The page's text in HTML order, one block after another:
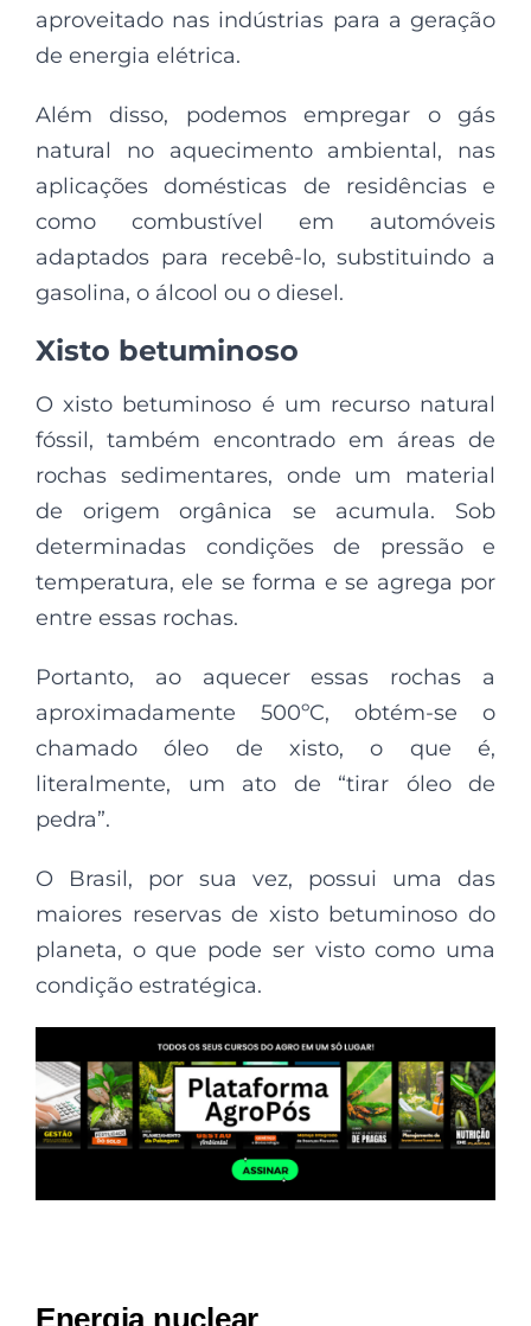
aproveitado nas indústrias para a geração
de energia elétrica.
Além disso, podemos empregar o gás
natural no aquecimento ambiental, nas
aplicações domésticas de residências e
como combustível em automóveis
adaptados para recebê-lo, substituindo a
gasolina, o álcool ou o diesel.
Xisto betuminoso
O xisto betuminoso é um recurso natural
fóssil, também encontrado em áreas de
rochas sedimentares, onde um material
de origem orgânica se acumula. Sob
determinadas condições de pressão e
temperatura, ele se forma e se agrega por
entre essas rochas.
Portanto, ao aquecer essas rochas a
aproximadamente 500ºC, obtém-se o
chamado óleo de xisto, o que é,
literalmente, um ato de “tirar óleo de
pedra”.
O Brasil, por sua vez, possui uma das
maiores reservas de xisto betuminoso do
planeta, o que pode ser visto como uma
condição estratégica.
Energia nuclear